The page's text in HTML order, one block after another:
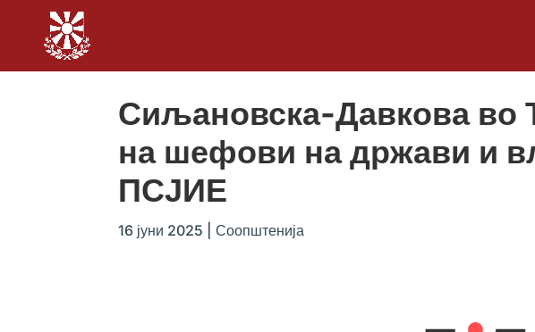
Сиљановска-Давкова во
на шефови на држави и
ПСЈИЕ
16 јуни 2025 Соопштенија